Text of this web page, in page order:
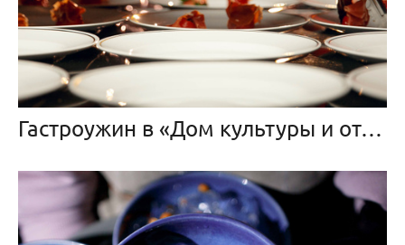
Гастроужин в «Дом культуры и отдыха»